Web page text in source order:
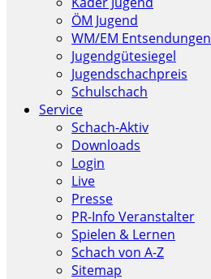
ÖM Jugend
WM/EM Entsendungen
Jugendgütesiegel
Jugendschachpreis
Schulschach
Service
Schach-Aktiv
Downloads
Login
Live
Presse
PR-Info Veranstalter
Spielen & Lernen
Schach von A-Z
Sitemap